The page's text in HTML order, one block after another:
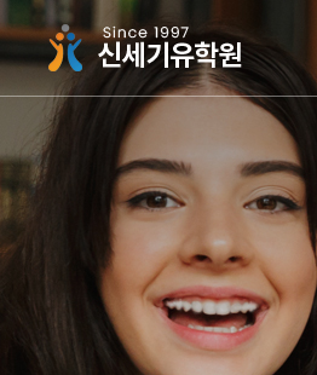
주메뉴 바로가기
컨텐츠 바로가기
싱가폴하면 신세기유학원
조기유학가이드